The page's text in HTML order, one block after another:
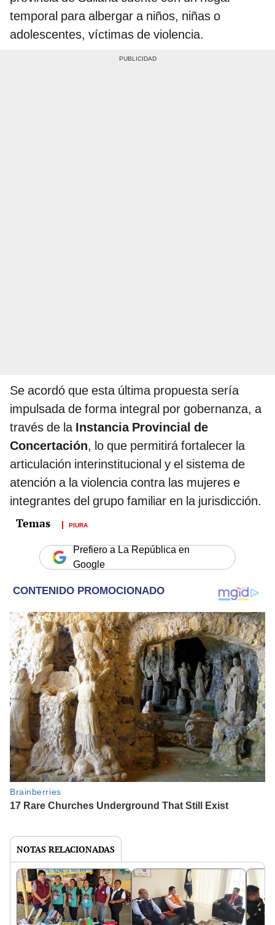
temporal para albergar a niños, niñas o
adolescentes, víctimas de violencia.
Se acordó que esta última propuesta sería
impulsada de forma integral por gobernanza, a
través de la Instancia Provincial de
Concertación, lo que permitirá fortalecer la
articulación interinstitucional y el sistema de
atención a la violencia contra las mujeres e
integrantes del grupo familiar en la jurisdicción.
PIURA
Prefiero a La República en
Google
NOTAS RELACIONADAS